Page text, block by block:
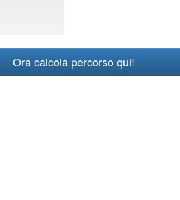
Ora calcola percorso qui!